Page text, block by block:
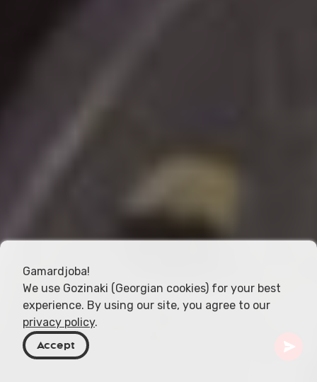
Gamardjoba!
We use Gozinaki (Georgian cookies) for your best
experience. By using our site, you agree to our
privacy policy.
Accept